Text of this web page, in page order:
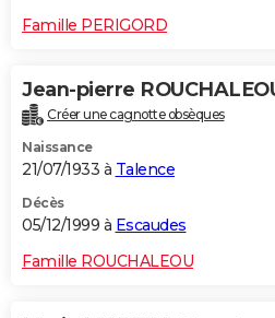
Famille PERIGORD
Jean-pierre
Créer une cagnotte obsèques
Naissance
21/07/1933 à Talence
Décès
05/12/1999 à Escaudes
Famille ROUCHALEOU